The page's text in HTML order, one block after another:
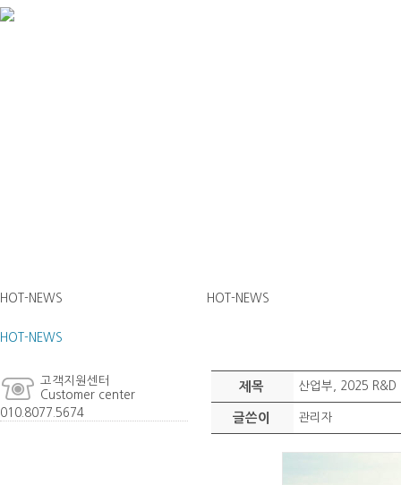
HOT-NEWS
HOT-NEWS
고객지원센터
Customer center
010. 8077. 5674
HOT-NEWS
제목 산업부, 2025 R&D
글쓴이 관리자